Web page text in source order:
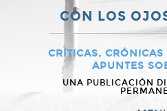
CON LOS
CRÍTICAS, CRÓNICAS
APUNTES
UNA PUBLICACIÓN